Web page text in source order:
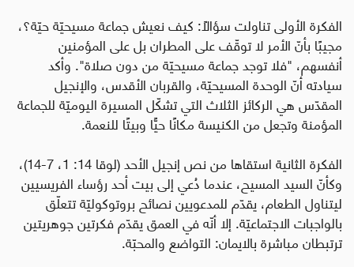
الفكرة الأولى تناولت سؤالاً: كيف نعيش جماعة مسيحيّة حيّة؟،
مجيبًا بأنّ الأمر لا توقّف على المطران بل على المؤمنين
أنفسهم، "فلا توجد جماعة مسيحيّة من دون صلاة". وأكد
سيادته أنّ الوحدة المسيحيّة، والقربان الأقدس، والإنجيل
المقدّس هي الركائز الثلاث التي تشكّل المسيرة اليوميّة للجماعة
المؤمنة وتجعل من الكنيسة مكانًا حيًّا وبيتًا للنعمة.
الفكرة الثانية استقاها من نص إنجيل الأحد (لوقا 14: 1، 7-14)،
وكأنّ السيد المسيح، عندما دُعي إلى بيت أحد رؤساء الفريسيين
ليتناول الطعام، يقدّم للمدعويين نصائح بروتوكوليّة تتعلّق
بالواجبات الاجتماعيّة. إلا أنّه في العمق يقدّم فكرتين جوهريتين
ترتبطان مباشرة بالايمان: التواضع والمحبّة.